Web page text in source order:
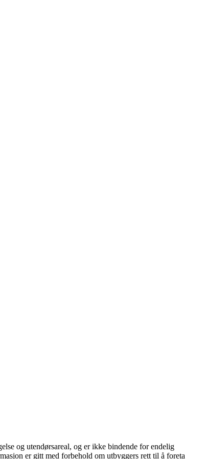
og utendørsareal, og er ikke bindende for endelig
er gitt med forbehold om utbyggers rett til å foreta